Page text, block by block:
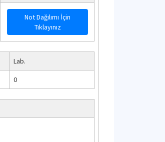
Not Dağılımı İçin
Tıklayınız
Lab.
0